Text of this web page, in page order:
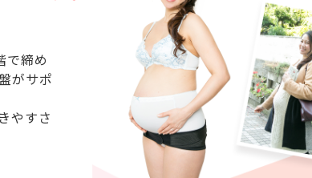
で締め
がサポ
やすさ